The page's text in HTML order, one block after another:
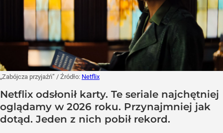
„Zabójcza przyjaźń” / Źródło: Netflix
Netflix odsłonił karty. Te seriale najchętniej
oglądamy w 2026 roku. Przynajmniej jak
dotąd. Jeden z nich pobił rekord.